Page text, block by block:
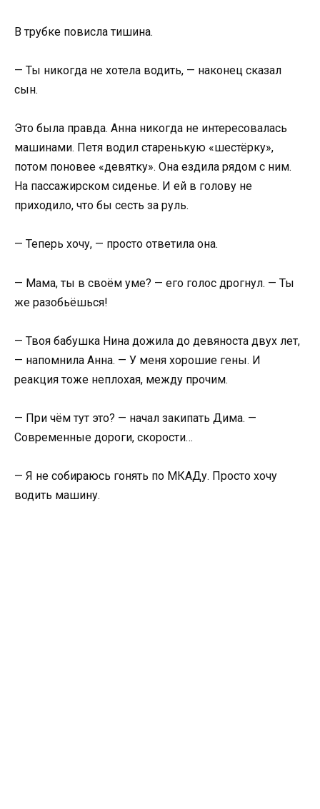
В трубке повисла тишина.
— Ты никогда не хотела водить, — наконец сказал
сын.
Это была правда. Анна никогда не интересовалась
машинами. Петя водил старенькую «шестёрку»,
потом поновее «девятку». Она ездила рядом с ним.
На пассажирском сиденье. И ей в голову не
приходило, что бы сесть за руль.
— Теперь хочу, — просто ответила она.
— Мама, ты в своём уме? — его голос дрогнул. — Ты
же разобьёшься!
— Твоя бабушка Нина дожила до девяноста двух лет,
— напомнила Анна. — У меня хорошие гены. И
реакция тоже неплохая, между прочим.
— При чём тут это? — начал закипать Дима. —
Современные дороги, скорости…
— Я не собираюсь гонять по МКАДу. Просто хочу
водить машину.